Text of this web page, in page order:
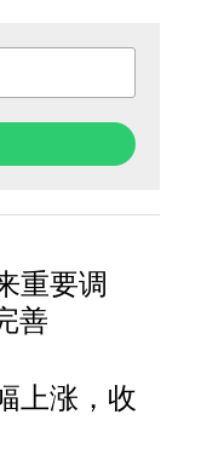
重要调
善
上涨，收